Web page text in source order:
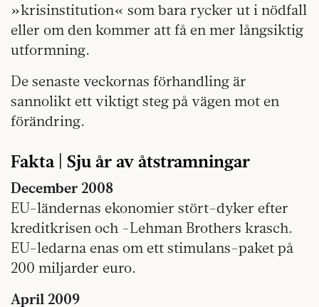
»krisinstitution« som bara rycker ut i nödfall
eller om den kommer att få en mer långsiktig
utformning.
De senaste veckornas förhandling är
sannolikt ett viktigt steg på vägen mot en
förändring.
Fakta | Sju år av åtstramningar
December 2008
EU-ländernas ekonomier stört-dyker efter
kreditkrisen och -Lehman Brothers krasch.
EU-ledarna enas om ett stimulans-paket på
200 miljarder euro.
April 2009